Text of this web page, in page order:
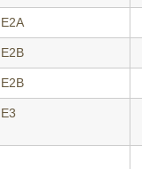
E2A
E2B
E2B
E3